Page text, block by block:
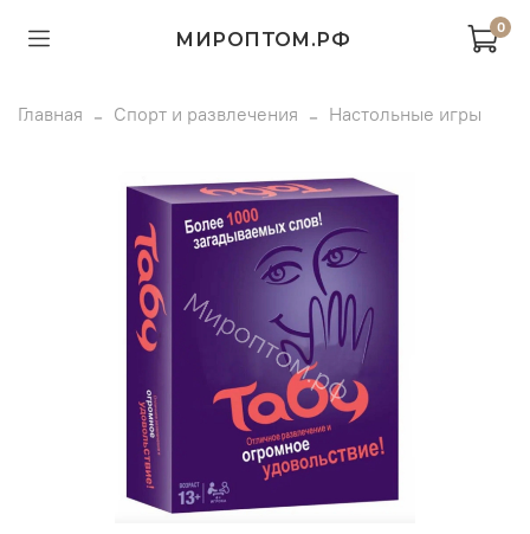
МИРОПТОМ.РФ
0
Главная Спорт и развлечения Настольные игры